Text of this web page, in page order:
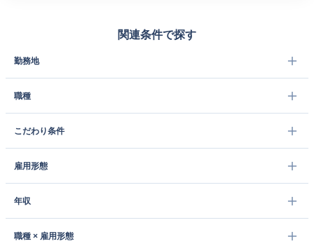
関連条件で探す
勤務地
職種
こだわり条件
雇用形態
年収
職種 × 雇用形態